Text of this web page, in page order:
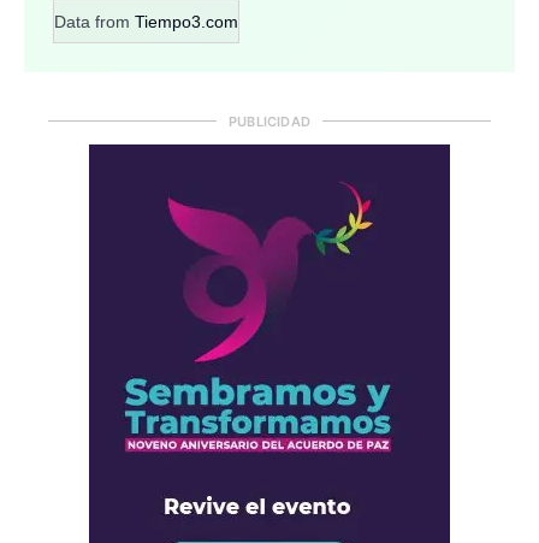
Data from Tiempo3.com
PUBLICIDAD